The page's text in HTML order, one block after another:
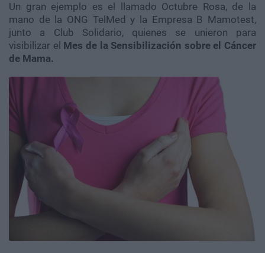
Un gran ejemplo es el llamado Octubre Rosa, de la
mano de la ONG TelMed y la Empresa B Mamotest,
junto a Club Solidario, quienes se unieron para
visibilizar el Mes de la Sensibilización sobre el Cáncer
de Mama.